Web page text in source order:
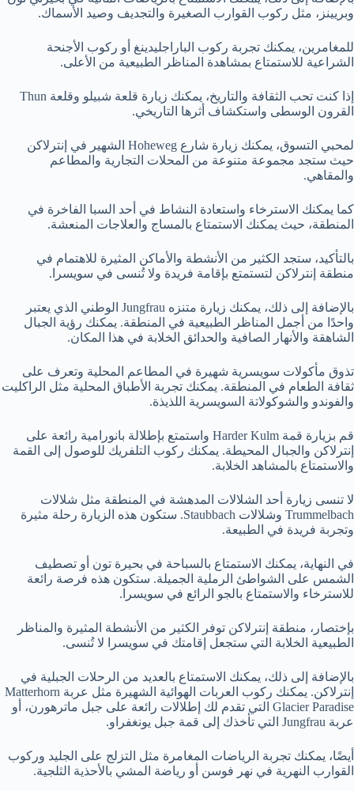
وبريينز، مثل ركوب القوارب الصغيرة والتجديف وصيد الأسماك.
للمغامرين، يمكنك تجربة ركوب الباراجليدينغ أو ركوب الأجنحة
الشراعية للاستمتاع بمشاهدة المناظر الطبيعية من الأعلى.
إذا كنت تحب الثقافة والتاريخ، يمكنك زيارة قلعة شبيلو وقلعة Thun
القرون الوسطى واستكشاف أثرها التاريخي.
لمحبي التسوق، يمكنك زيارة شارع Hoheweg الشهير في إنترلاكن
حيث ستجد مجموعة متنوعة من المحلات التجارية والمطاعم
والمقاهي.
كما يمكنك الاسترخاء واستعادة النشاط في أحد السبا الفاخرة في
المنطقة، حيث يمكنك الاستمتاع بالمساج والعلاجات المنعشة.
بالتأكيد، ستجد الكثير من الأنشطة والأماكن المثيرة للاهتمام في
منطقة إنترلاكن لتستمتع بإقامة فريدة ولا تُنسى في سويسرا.
بالإضافة إلى ذلك، يمكنك زيارة متنزه Jungfrau الوطني الذي يعتبر
واحدًا من أجمل المناظر الطبيعية في المنطقة. يمكنك رؤية الجبال
الشاهقة والأنهار الصافية والحدائق الخلابة في هذا المكان.
تذوق مأكولات سويسرية شهيرة في المطاعم المحلية وتعرف على
ثقافة الطعام في المنطقة. يمكنك تجربة الأطباق المحلية مثل الراكليت
والفوندو والشوكولاتة السويسرية اللذيذة.
قم بزيارة قمة Harder Kulm واستمتع بإطلالة بانورامية رائعة على
إنترلاكن والجبال المحيطة. يمكنك ركوب التلفريك للوصول إلى القمة
والاستمتاع بالمشاهد الخلابة.
لا تنسى زيارة أحد الشلالات المدهشة في المنطقة مثل شلالات
Trummelbach وشلالات Staubbach. ستكون هذه الزيارة رحلة مثيرة
وتجربة فريدة في الطبيعة.
في النهاية، يمكنك الاستمتاع بالسباحة في بحيرة تون أو تصطيف
الشمس على الشواطئ الرملية الجميلة. ستكون هذه فرصة رائعة
للاسترخاء والاستمتاع بالجو الرائع في سويسرا.
بإختصار، منطقة إنترلاكن توفر الكثير من الأنشطة المثيرة والمناظر
الطبيعية الخلابة التي ستجعل إقامتك في سويسرا لا تُنسى.
بالإضافة إلى ذلك، يمكنك الاستمتاع بالعديد من الرحلات الجبلية في
إنترلاكن. يمكنك ركوب العربات الهوائية الشهيرة مثل عربة Matterhorn
Glacier Paradise التي تقدم لك إطلالات رائعة على جبل ماترهورن، أو
عربة Jungfrau التي تأخذك إلى قمة جبل يونغفراو.
أيضًا، يمكنك تجربة الرياضات المغامرة مثل التزلج على الجليد وركوب
القوارب النهرية في نهر فوسن أو رياضة المشي بالأحذية الثلجية.